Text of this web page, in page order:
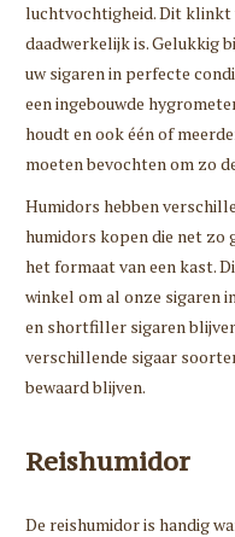
luchtvochtigheid. Dit klinkt
daadwerkelijk is. Gelukkig
uw sigaren in perfecte
een ingebouwde
houdt en ook één of
moeten bevochten om zo
Humidors hebben
humidors kopen die net zo
het formaat van een kast.
winkel om al onze sigaren
en shortfiller sigaren
verschillende sigaar
bewaard blijven.
Reishumidor
De reishumidor is handig